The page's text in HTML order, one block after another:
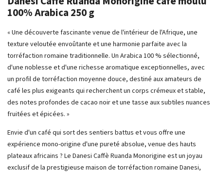
100% Arabica 250 g
« Une découverte fascinante venue de l'intérieur de l'Afrique, une
texture veloutée envoûtante et une harmonie parfaite avec la
torréfaction romaine traditionnelle. Un Arabica 100 % sélectionné,
d'une noblesse et d'une richesse aromatique exceptionnelles, avec
un profil de torréfaction moyenne douce, destiné aux amateurs de
café les plus exigeants qui recherchent un corps crémeux et stable,
des notes profondes de cacao noir et une tasse aux subtiles nuances
fruitées et épicées. »
Envie d'un café qui sort des sentiers battus et vous offre une
expérience mono-origine d'une pureté absolue, venue des hauts
plateaux africains ? Le Danesi Caffè Ruanda Monorigine est un joyau
exclusif de la prestigieuse maison de torréfaction romaine Danesi,